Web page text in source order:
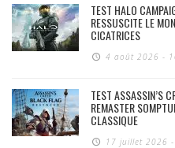
TEST HALO
RESSUSCITE LE
CICATRICES
4 août 2026 -
TEST ASSASSIN’S
REMASTER
CLASSIQUE
17 juillet 2026